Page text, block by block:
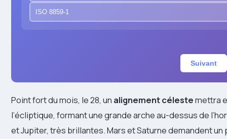
ISO 8859-1
Suivant
Point fort du mois, le 28, un alignement célestemettra
l’écliptique, formant une grande arche au-dessus de
et Jupiter, très brillantes. Mars et Saturne demandent